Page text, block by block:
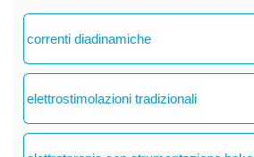
correnti diadinamiche
elettrostimolazioni tradizionali